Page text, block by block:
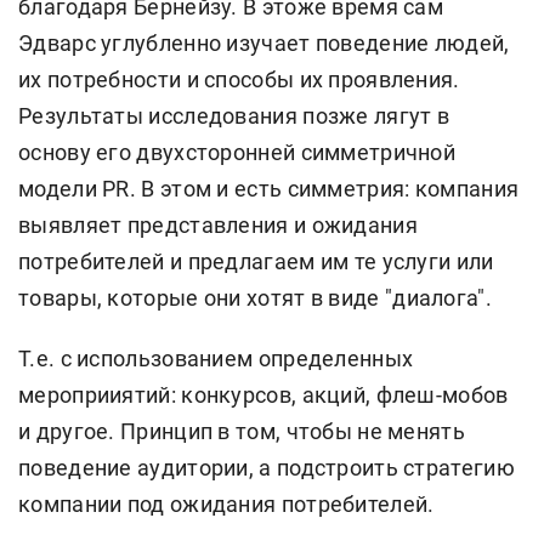
благодаря Бернейзу. В этоже время сам
Эдварc углубленно изучает поведение людей,
их потребности и способы их проявления.
Результаты исследования позже лягут в
основу его двухсторонней симметричной
модели PR. В этом и есть симметрия: компания
выявляет представления и ожидания
потребителей и предлагаем им те услуги или
товары, которые они хотят в виде "диалога".
Т.е. с использованием определенных
мероприиятий: конкурсов, акций, флеш-мобов
и другое. Принцип в том, чтобы не менять
поведение аудитории, а подстроить стратегию
компании под ожидания потребителей.